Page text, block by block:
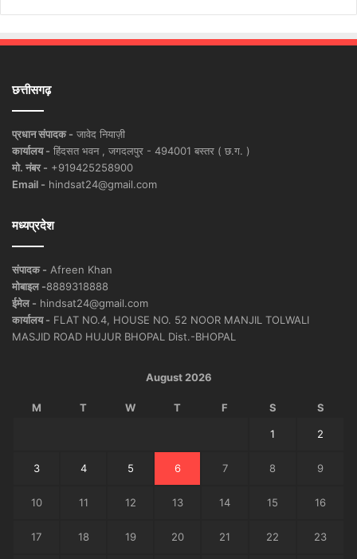
छत्तीसगढ़
प्रधान संपादक - जावेद नियाज़ी
कार्यालय - हिंदसत भवन , जगदलपुर - 494001 बस्तर ( छ.ग. )
मो. नंबर - +919425258900
Email - hindsat24@gmail.com
मध्यप्रदेश
संपादक - Afreen Khan
मोबाइल -8889318888
ईमेल - hindsat24@gmail.com
कार्यालय - FLAT NO.4, HOUSE NO. 52 NOOR MANJIL TOLWALI
MASJID ROAD HUJUR BHOPAL Dist.-BHOPAL
August 2026
M T W T F S S
1 2
3 4 5 6 7 8 9
10 11 12 13 14 15 16
17 18 19 20 21 22 23